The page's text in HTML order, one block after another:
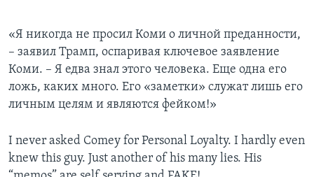
«Я никогда не просил Коми о личной преданности,
– заявил Трамп, оспаривая ключевое заявление
Коми. – Я едва знал этого человека. Еще одна его
ложь, каких много. Его «заметки» служат лишь его
личным целям и являются фейком!»
I never asked Comey for Personal Loyalty. I hardly even
knew this guy. Just another of his many lies. His